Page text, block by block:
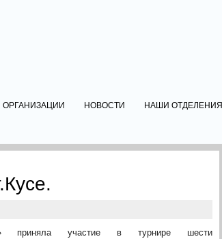
НОВОСТИ НАШИ ОТДЕЛЕНИЯ
участие в турнире шести